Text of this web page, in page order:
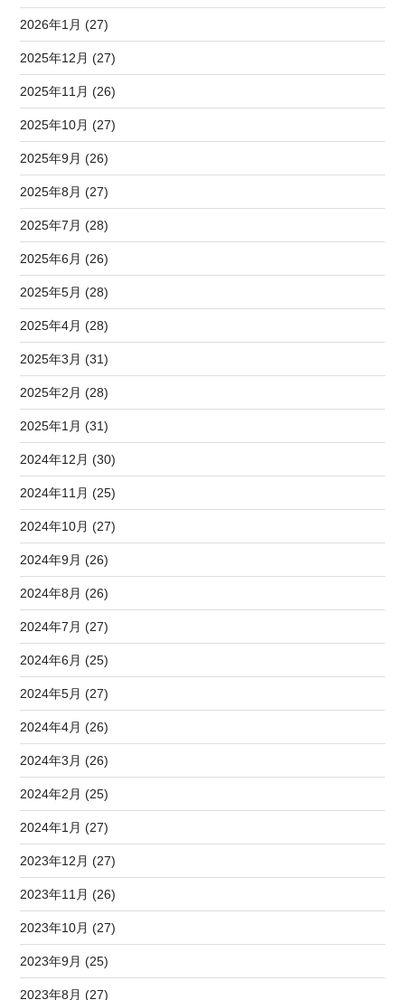
2026年1月 (27)
2025年12月 (27)
2025年11月 (26)
2025年10月 (27)
2025年9月 (26)
2025年8月 (27)
2025年7月 (28)
2025年6月 (26)
2025年5月 (28)
2025年4月 (28)
2025年3月 (31)
2025年2月 (28)
2025年1月 (31)
2024年12月 (30)
2024年11月 (25)
2024年10月 (27)
2024年9月 (26)
2024年8月 (26)
2024年7月 (27)
2024年6月 (25)
2024年5月 (27)
2024年4月 (26)
2024年3月 (26)
2024年2月 (25)
2024年1月 (27)
2023年12月 (27)
2023年11月 (26)
2023年10月 (27)
2023年9月 (25)
2023年8月 (27)